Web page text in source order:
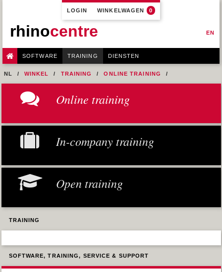
LOGIN WINKELWAGEN 0
EN
rhinocentre
SOFTWARE TRAINING DIENSTEN
NL WINKEL TRAINING ONLINE TRAINING
2- CONVENTIONS USED IN THIS MANUAL
Online training
In-company training
Open training
TRAINING
SOFTWARE, TRAINING, SERVICE & SUPPORT